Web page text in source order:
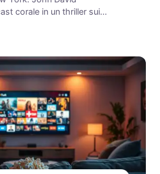
corale in un thriller sui…